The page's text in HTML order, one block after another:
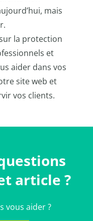
mais
la protection
et
aider dans vos
site web et
vos clients.
article ?
vous aider ?